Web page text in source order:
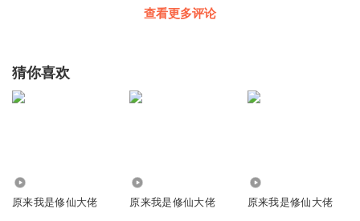
回复 @阿乐要听书: 有
波比的大猫
查看更多评论
猜你喜欢
原来我是修仙大佬 原来我是修仙大佬 原来我是修仙大佬